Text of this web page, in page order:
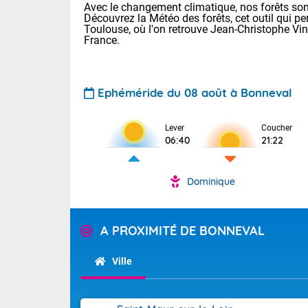
Pour la
Tendance
Avec le changement climatique, nos forêts
Découvrez la Météo des forêts, cet outil qui
Toulouse, où l'on retrouve Jean-Christophe
France.
Ephéméride du 08 août à Bonneval
Lever
06:40
Coucher
21:22
Dominique
A PROXIMITÉ DE BONNEVAL
Ville
Voici les
29/16 Paris :
Clermont-
Lille : 28/15
Demain
Temps
Des résidus